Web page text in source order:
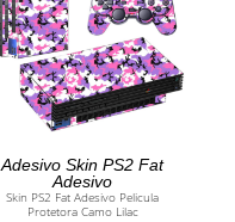
ADICIONAR AO
CARRINHO
Adesivo Skin PS2 Fat
Adesivo
Skin PS2 Fat Adesivo Pelicula
Protetora Camo Lilac